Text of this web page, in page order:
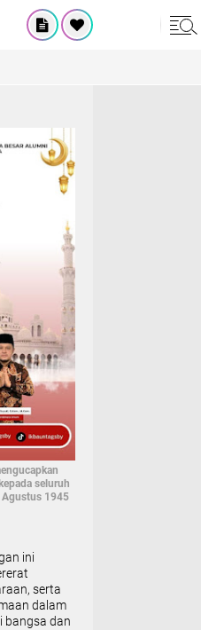
seluruh
Agustus 1945
ini
serta
dalam
bangsa dan